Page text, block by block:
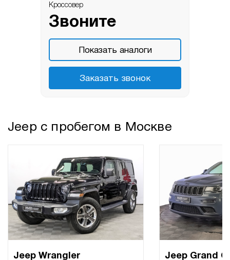
Кроссовер
Звоните
Показать аналоги
Заказать звонок
Jeep с пробегом в Москве
Jeep Wrangler Jeep Grand